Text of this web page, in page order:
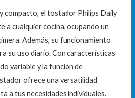
compacto, el tostador Philips Daily
a cualquier cocina, ocupando un
Además, su funcionamiento
su uso diario. Con características
variable y la función de
ofrece una versatilidad
a tus necesidades individuales.